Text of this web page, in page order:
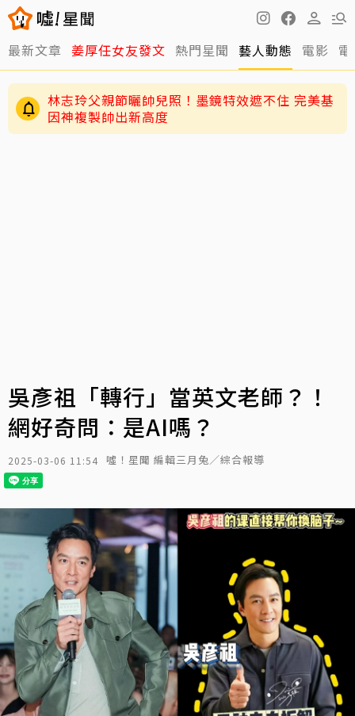
最新文章 姜厚任女友發文 熱門星聞 藝人動態 電影
林志玲父親節曬帥兒照！墨鏡特效遮不住 完美基
因神複製帥出新高度
吳彥祖「轉行」當英文老師？！
網好奇問：是AI嗎？
2025-03-06 11:54 噓！星聞 編輯三月兔／綜合報導